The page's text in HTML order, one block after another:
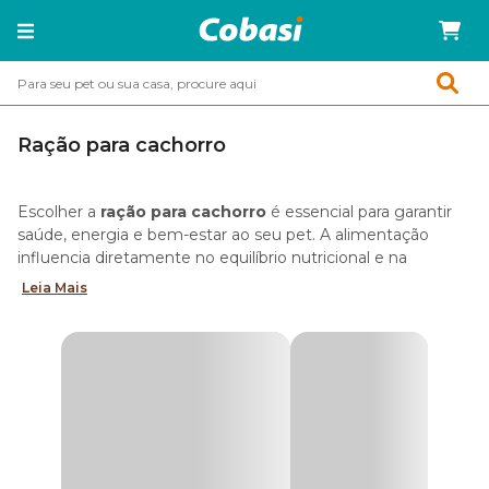
Ração para cachorro
Escolher a ração para cachorro é essencial para garantir
saúde, energia e bem-estar ao seu pet. A alimentação
influencia diretamente no equilíbrio nutricional e na
qualidade de vida em cada fase.
rações para cães
, com fórmulas completas e balanceadas,
Leia Mais